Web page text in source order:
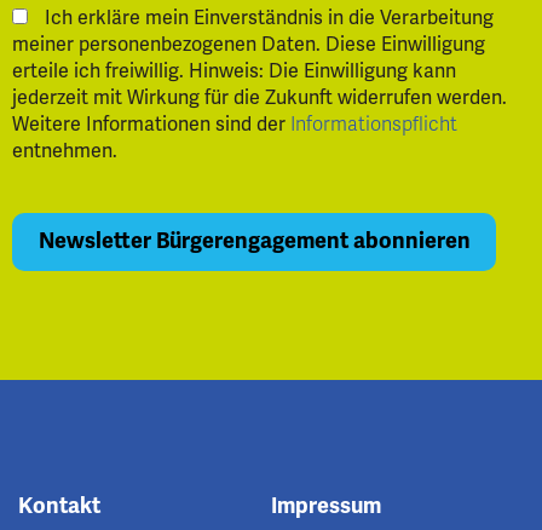
Ich erkläre mein Einverständnis in die Verarbeitung
meiner personenbezogenen Daten. Diese Einwilligung
erteile ich freiwillig. Hinweis: Die Einwilligung kann
jederzeit mit Wirkung für die Zukunft widerrufen werden.
Weitere Informationen sind der Informationspflicht
entnehmen.
Kontakt Impressum